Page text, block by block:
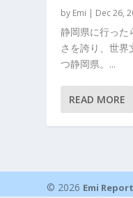
by Emi | Dec 26,
静岡県に行っ
さを誇り、世
つ静岡県。...
READ MORE
© 2026 Emi Report